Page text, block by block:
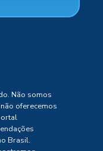
Não somos
oferecemos
Brasil.